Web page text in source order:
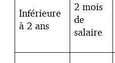
Inférieure
à 2 ans
2 mois
de
salaire